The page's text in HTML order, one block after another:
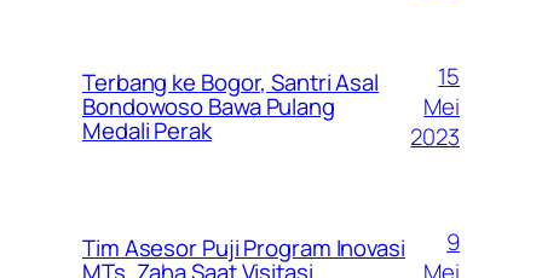
Terbang ke Bogor, Santri Asal
Bondowoso Bawa Pulang
Medali Perak
15
Mei
2023
Tim Asesor Puji Program Inovasi
9
Mei